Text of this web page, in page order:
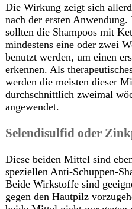
Die Wirkung zeigt sich
nach der ersten
sollten die Shampoos mit
mindestens eine oder zwei
benutzt werden, um einen
erkennen. Als
werden die meisten dieser
durchschnittlich zweimal
angewendet.
Selendisulfid oder
Diese beiden Mittel sind
speziellen Anti-Schuppen-
Beide Wirkstoffe sind
gegen den Hautpilz